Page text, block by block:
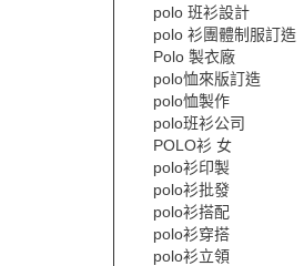
polo 班衫設計
polo 衫團體制服訂造
Polo 製衣廠
polo恤來版訂造
polo恤製作
polo班衫公司
POLO衫 女
polo衫印製
polo衫批發
polo衫搭配
polo衫穿搭
polo衫立領